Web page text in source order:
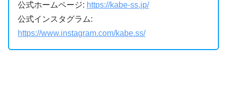
公式ホームページ: https://kabe-ss.jp/
公式インスタグラム:
https://www.instagram.com/kabe.ss/